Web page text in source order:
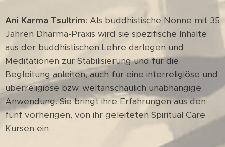
Ani Karma Tsultrim: Als buddhistische Nonne mit 35
Jahren Dharma-Praxis wird sie spezifische Inhalte
aus der buddhistischen Lehre darlegen und
Meditationen zur Stabilisierung und für die
Begleitung anleiten, auch für eine interreligiöse und
überreligiöse bzw. weltanschaulich unabhängige
Anwendung. Sie bringt ihre Erfahrungen aus den
fünf vorherigen, von ihr geleiteten Spiritual Care
Kursen ein.